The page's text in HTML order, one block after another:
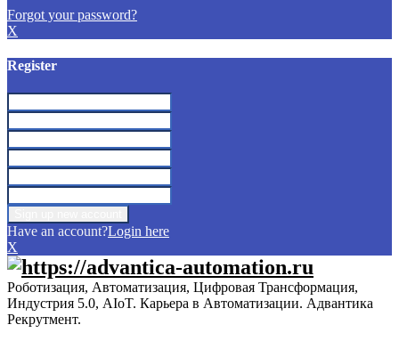
Forgot your password?
X
Register
Have an account?Login here
X
Роботизация, Автоматизация, Цифровая Трансформация,
Индустрия 5.0, AIoT. Карьера в Автоматизации. Адвантика
Рекрутмент.